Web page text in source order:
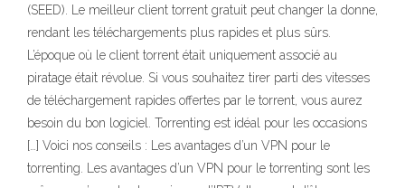
(SEED). Le meilleur client torrent gratuit peut changer la donne,
rendant les téléchargements plus rapides et plus sûrs.
L’époque où le client torrent était uniquement associé au
piratage était révolue. Si vous souhaitez tirer parti des vitesses
de téléchargement rapides offertes par le torrent, vous aurez
besoin du bon logiciel. Torrenting est idéal pour les occasions
[…] Voici nos conseils : Les avantages d’un VPN pour le
torrenting. Les avantages d’un VPN pour le torrenting sont les